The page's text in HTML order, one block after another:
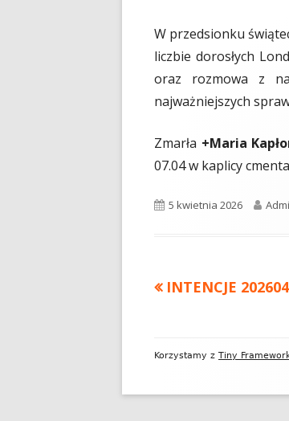
W przedsionku
liczbie dorosłych
oraz rozmowa z
najważniejszych
Zmarła +Maria
07.04 w kaplicy
Opublikowano
5 kwietnia 2026
Nawigacja
Poprzedni
INTENCJE
Zawartość
Korzystamy z Tiny